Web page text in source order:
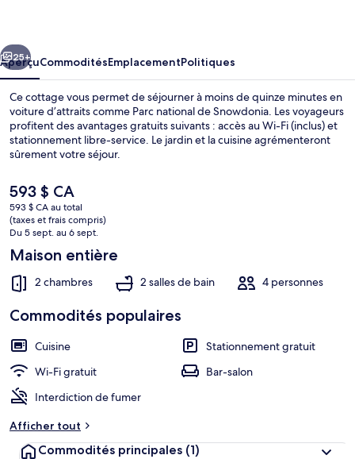
Suivant
25+
AperçuCommoditésEmplacementPolitiques
Ce cottage vous permet de séjourner à moins de quinze minutes en
voiture d’attraits comme Parc national de Snowdonia. Les voyageurs
profitent des avantages gratuits suivants : accès au Wi-Fi (inclus) et
stationnement libre-service. Le jardin et la cuisine agrémenteront
sûrement votre séjour.
Le
prix
actuel
est
593 $ CA
593 $ CA au total
(taxes et frais compris)
Du 5 sept. au 6 sept.
Maison entière
2 chambres 2 salles de bain 4 personnes
Commodités populaires
Cuisine
Stationnement gratuit
Wi-Fi gratuit
Bar-salon
Interdiction de fumer
Afficher tout
Commodités principales (1)